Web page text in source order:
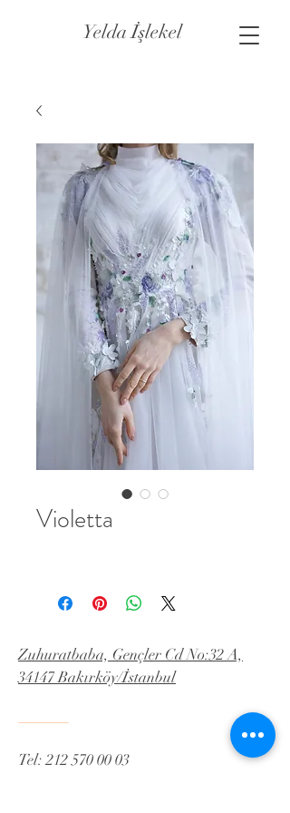
Yelda İşlekel
Violetta
Zuhuratbaba, Gençler Cd No:32 A,
34147 Bakırköy/İstanbul
Tel:212 570 00 03